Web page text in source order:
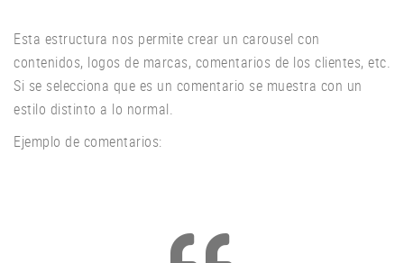
Esta estructura nos permite crear un carousel con
contenidos, logos de marcas, comentarios de los clientes, etc.
Si se selecciona que es un comentario se muestra con un
estilo distinto a lo normal.
Ejemplo de comentarios: